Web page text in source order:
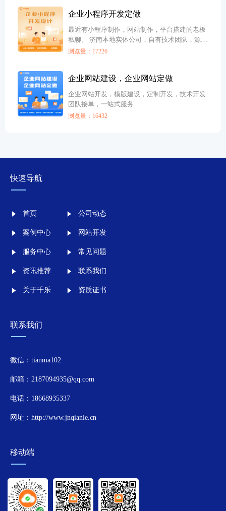
企业小程序开发定做
最近有小程序制作，网站制作，平台搭建的老板
私聊。 济南本地实体公司，自有技术团队，源码
交付，独立部署。 从业时间长，服务案例多，长
浏览量：17226
企业网站建设，企业网站定做
企业网站开发，模版建设，定制开发，技术开发
团队接单，一站式服务
浏览量：16432
快速导航
首页
案例中心
服务中心
资讯推荐
关于千乐
公司动态
网站开发
常见问题
联系我们
资质证书
联系我们
微信：tianma102
邮箱：2187094935@qq.com
电话：18668935337
网址：http://www.jnqianle.cn
移动端